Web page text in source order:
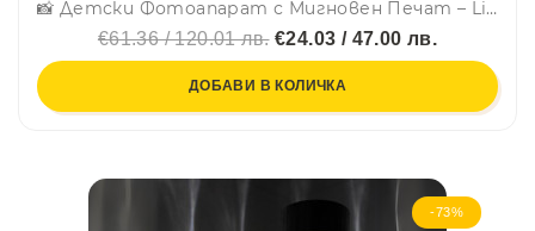
📸 Детски Фотоапарат с Мигновен Печат – Lilac Unicorn. Ново поколение забавление!
€61.36 / 120.01 лв.€24.03 / 47.00 лв.
ДОБАВИ В КОЛИЧКА
-73%